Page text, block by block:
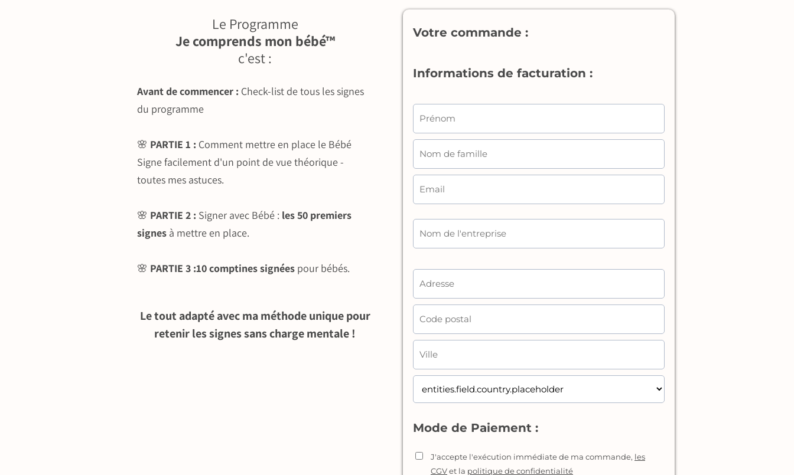
Le Programme
Je comprends mon bébé™
c'est :
Avant de commencer : Check-list de tous les signes
du programme
🌸 PARTIE 1 : Comment mettre en place le Bébé
Signe facilement d'un point de vue théorique -
toutes mes astuces.
🌸 PARTIE 2 : Signer avec Bébé : les 50 premiers
signes à mettre en place.
🌸 PARTIE 3 :10 comptines signées pour bébés.
Le tout adapté avec ma méthode unique pour
retenir les signes sans charge mentale !
Votre commande :
Informations de facturation :
Mode de Paiement :
J'accepte l'exécution immédiate de ma commande, les
CGVet la politique de confidentialité